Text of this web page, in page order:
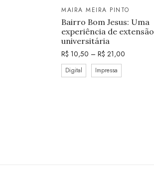
MAIRA MEIRA PINTO
Bairro Bom Jesus: Uma
experiência de extensão
universitária
R$ 10,50 – R$ 21,00
Digital Impressa